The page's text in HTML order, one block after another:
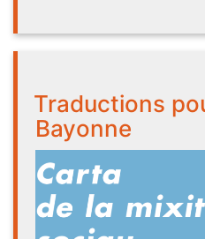
Traductions
Bayonne